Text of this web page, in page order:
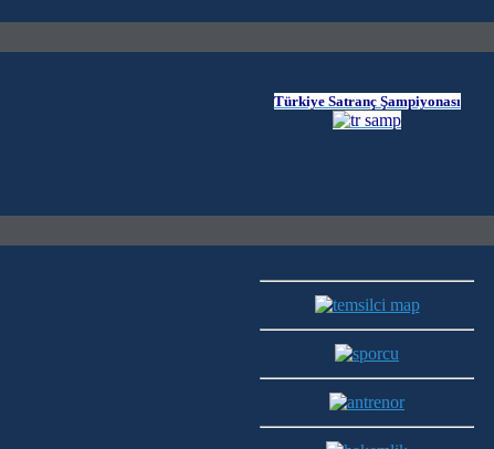
Türkiye Satranç Şampiyonası